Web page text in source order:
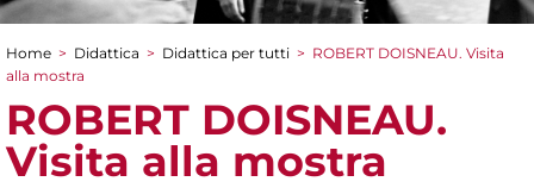
Tu sei qui
Home > Didattica > Didattica per tutti > ROBERT DOISNEAU. Visita
alla mostra
ROBERT DOISNEAU.
Visita alla mostra